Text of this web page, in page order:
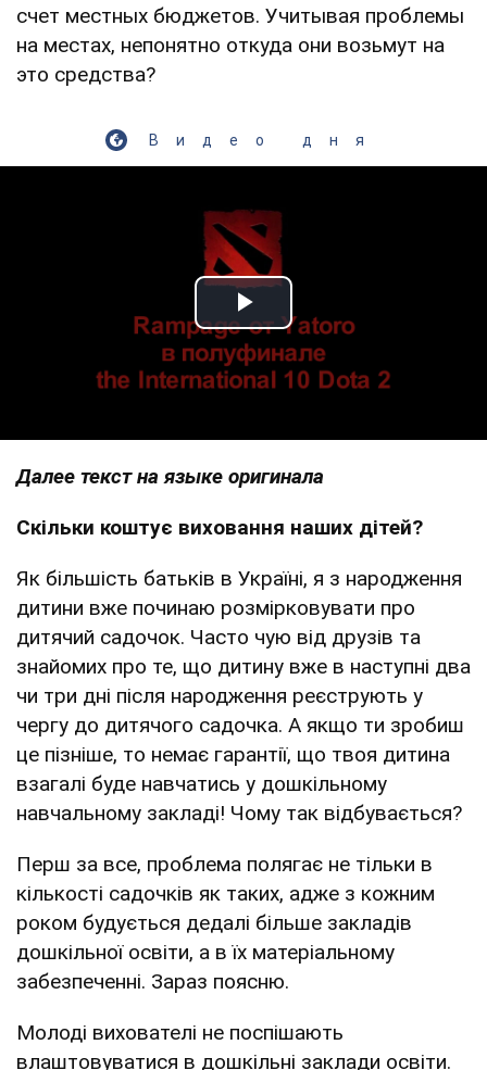
счет местных бюджетов. Учитывая проблемы
на местах, непонятно откуда они возьмут на
это средства?
Видео дня
Play Video
Далее текст на языке оригинала
Скільки коштує виховання наших дітей?
Як більшість батьків в Україні, я з народження
дитини вже починаю розмірковувати про
дитячий садочок. Часто чую від друзів та
знайомих про те, що дитину вже в наступні два
чи три дні після народження реєструють у
чергу до дитячого садочка. А якщо ти зробиш
це пізніше, то немає гарантії, що твоя дитина
взагалі буде навчатись у дошкільному
навчальному закладі! Чому так відбувається?
Перш за все, проблема полягає не тільки в
кількості садочків як таких, адже з кожним
роком будується дедалі більше закладів
дошкільної освіти, а в їх матеріальному
забезпеченні. Зараз поясню.
Молоді вихователі не поспішають
влаштовуватися в дошкільні заклади освіти.